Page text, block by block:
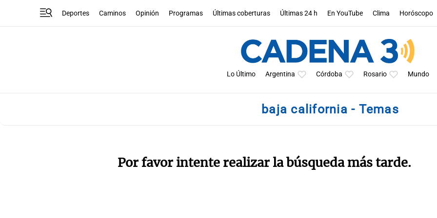
Deportes Caminos Opinión Programas Últimas coberturas Últimas 24 h En YouTube Clima Horóscopo
Lo Último Argentina Córdoba Rosario Mundo
baja california - Temas
Por favor intente realizar la búsqueda más tarde.